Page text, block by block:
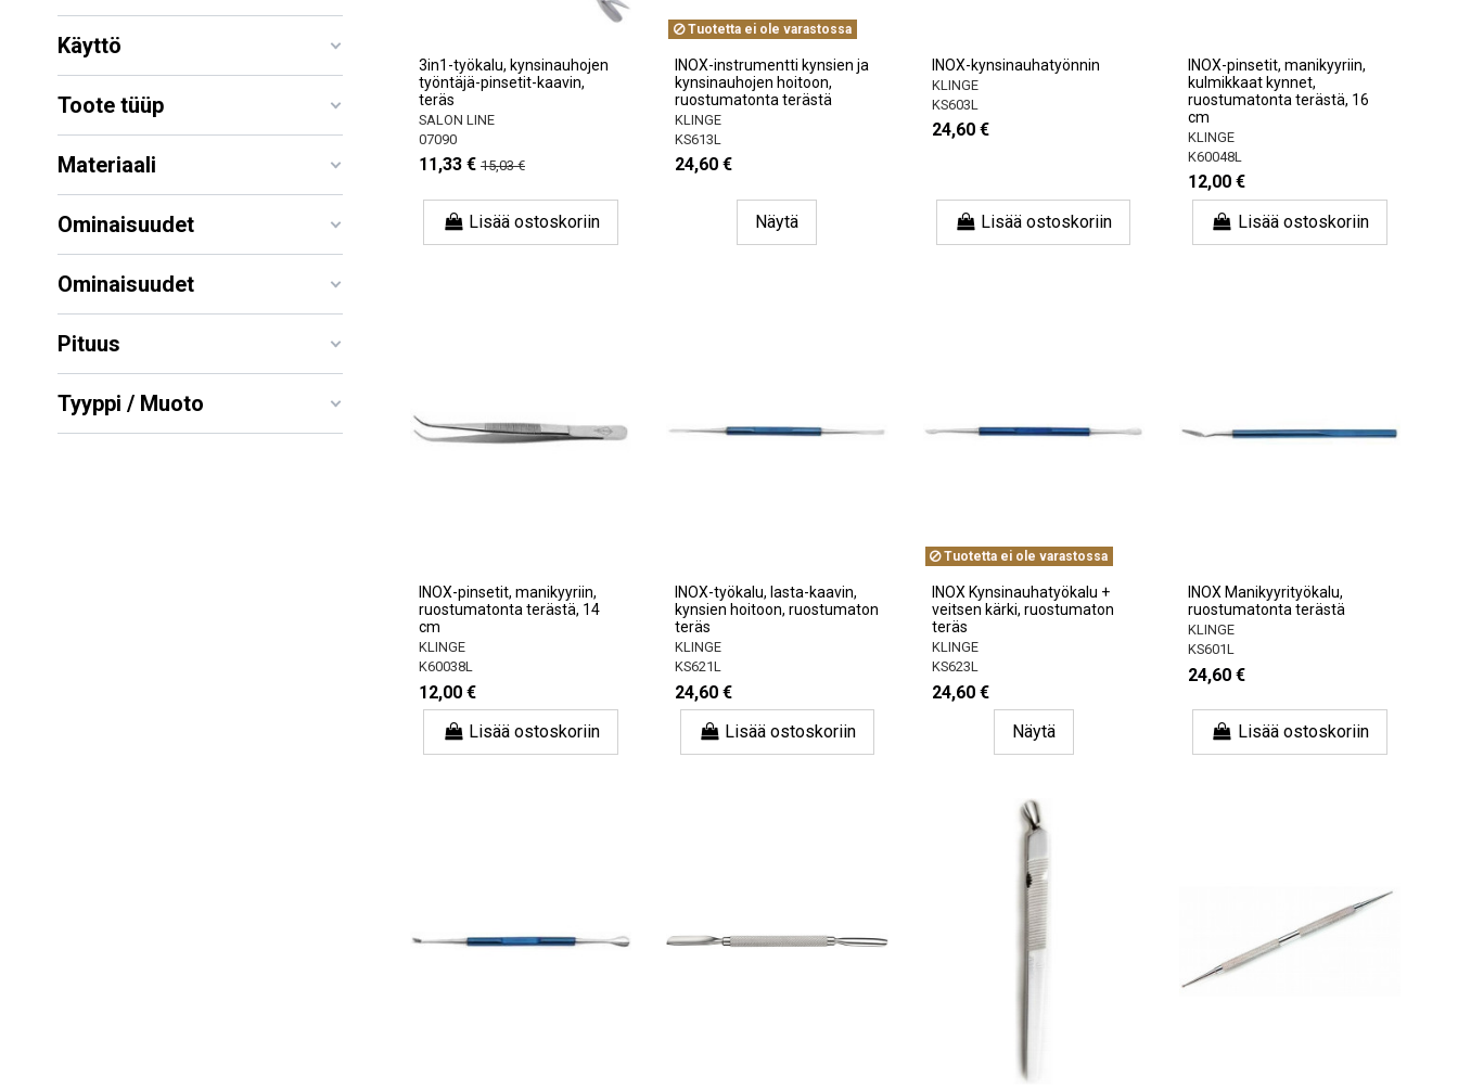
3in1-työkalu, kynsinauhojen
työntäjä-pinsetit-kaavin,
teräs
SALON LINE
07090
11,33 € 15,03 €
Lisää ostoskoriin
Tuotetta ei ole varastossa
INOX-instrumentti kynsien ja
kynsinauhojen hoitoon,
ruostumatonta terästä
KLINGE
KS613L
24,60 €
Näytä
INOX-kynsinauhatyönnin
KLINGE
KS603L
24,60 €
Lisää ostoskoriin
INOX-pinsetit, manikyyriin,
kulmikkaat kynnet,
ruostumatonta terästä, 16
cm
KLINGE
K60048L
12,00 €
Lisää ostoskoriin
INOX-pinsetit, manikyyriin,
ruostumatonta terästä, 14
cm
KLINGE
K60038L
12,00 €
Lisää ostoskoriin
INOX-työkalu, lasta-kaavin,
kynsien hoitoon, ruostumaton
teräs
KLINGE
KS621L
24,60 €
Lisää ostoskoriin
Tuotetta ei ole varastossa
INOX Kynsinauhatyökalu +
veitsen kärki, ruostumaton
teräs
KLINGE
KS623L
24,60 €
Näytä
INOX Manikyyrityökalu,
ruostumatonta terästä
KLINGE
KS601L
24,60 €
Lisää ostoskoriin
Käyttö
Toote tüüp
Materiaali
Ominaisuudet
Ominaisuudet
Pituus
Tyyppi / Muoto